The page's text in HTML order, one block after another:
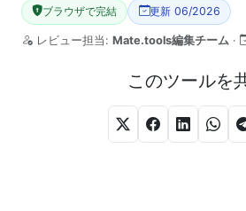
ブラウザで完結 更新 06/2026
レビュー担当: Mate.tools編集チーム ·
このツールを